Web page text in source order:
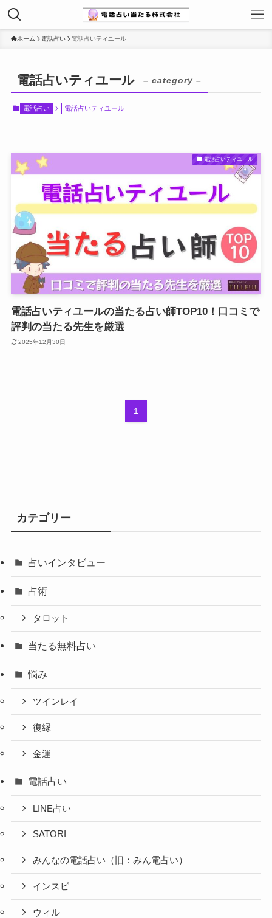
ホーム 電話占い 電話占いティユール
電話占いティユール – category –
電話占い 電話占いティユール
電話占いティユール
電話占いティユールの当たる占い師TOP10！口コミで
評判の当たる先生を厳選
2025年12月30日
1
カテゴリー
占いインタビュー
占術
タロット
当たる無料占い
悩み
ツインレイ
復縁
金運
電話占い
LINE占い
SATORI
みんなの電話占い（旧：みん電占い）
インスピ
ウィル